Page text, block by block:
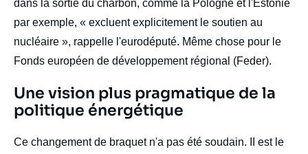
dans la sortie du charbon, comme la Pologne et l'Estonie
par exemple, « excluent explicitement le soutien au
nucléaire », rappelle l'eurodéputé. Même chose pour le
Fonds européen de développement régional (Feder).
Titre
Edito
Une vision plus pragmatique de la
politique énergétique
body
Ce changement de braquet n'a pas été soudain. II est le